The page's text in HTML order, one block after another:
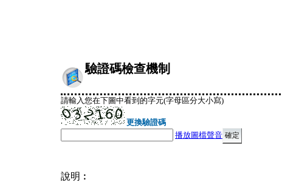
驗證碼檢查機制
請輸入您在下圖中看到的字元(字母區分大小寫)
更換驗證碼
播放圖檔聲音
說明︰